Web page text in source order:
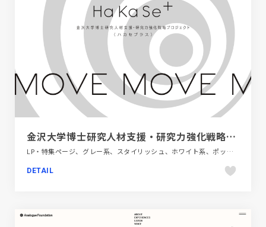
金沢大学博士研究人材支援・研究力強化戦略プロジェクト
LP・特集ページ、グレー系、スタイリッシュ、ホワイト系、ポップ、多言語対応、教育・学校、施設・店舗サイト
DETAIL